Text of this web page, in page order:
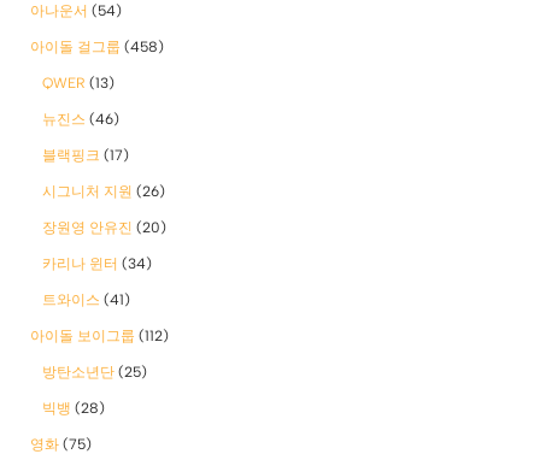
아나운서 (54)
아이돌 걸그룹 (458)
QWER (13)
뉴진스 (46)
블랙핑크 (17)
시그니처 지원 (26)
장원영 안유진 (20)
카리나 윈터 (34)
트와이스 (41)
아이돌 보이그룹 (112)
방탄소년단 (25)
빅뱅 (28)
영화 (75)